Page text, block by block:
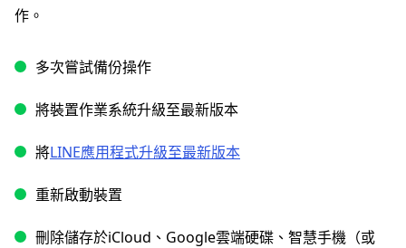
作。
多次嘗試備份操作
將裝置作業系統升級至最新版本
將LINE應用程式升級至最新版本
重新啟動裝置
刪除儲存於iCloud、Google雲端硬碟、智慧手機（或